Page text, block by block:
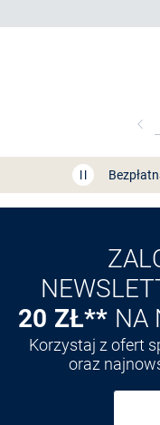
20 ZŁ** NA
Korzystaj z ofert
oraz